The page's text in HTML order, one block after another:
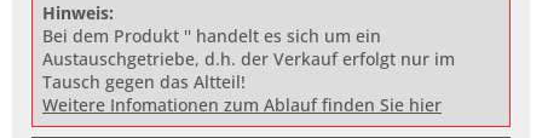
Hinweis:
Bei dem Produkt '' handelt es sich um ein
Austauschgetriebe, d.h. der Verkauf erfolgt nur im
Tausch gegen das Altteil!
Weitere Infomationen zum Ablauf finden Sie hier